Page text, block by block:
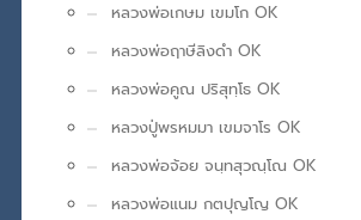
หลวงพ่อเกษม เขมโก OK
หลวงพ่อฤาษีลิงดำ OK
หลวงพ่อคูณ ปริสุทฺโธ OK
หลวงปู่พรหมมา เขมจาโร OK
หลวงพ่อจ้อย จนฺทสุวณฺโณ OK
หลวงพ่อแนม กตปุญโญ OK